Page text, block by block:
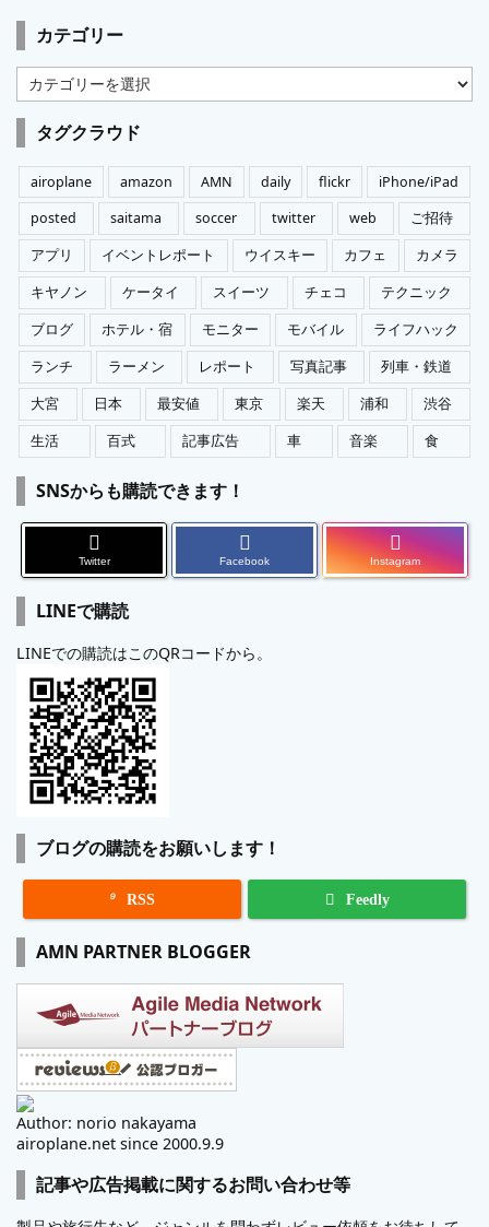
カテゴリー
カ
テ
ゴ
リ
ー
タグクラウド
airoplane amazon AMN daily flickr
iPhone/iPad
posted
saitama soccer twitter web
ご招待
アプリ
イベントレポート ウイスキー カフェ
カメラ
キヤノン
ケータイ スイーツ チェコ
テクニック
ブログ
ホテル・宿 モニター モバイル
ライフハック
ランチ
ラーメン レポート 写真記事
列車・鉄道
大宮
日本 最安値 東京 楽天 浦和
渋谷
生活
百式 記事広告 車 音楽 食
SNSからも購読できます！
Twitter Facebook Instagram
LINEで購読
LINEでの購読はこのQRコードから。
ブログの購読をお願いします！
 RSS Feedly
AMN PARTNER BLOGGER
Author: norio nakayama
airoplane.net since 2000.9.9
記事や広告掲載に関するお問い合わせ等